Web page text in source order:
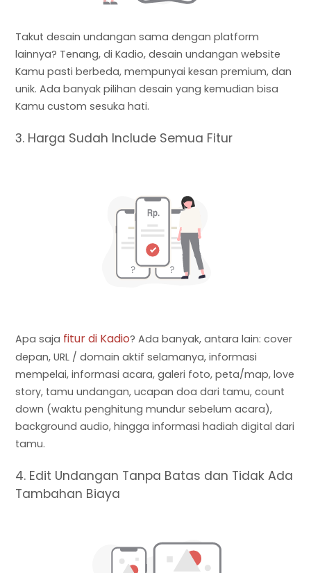
Takut desain undangan sama dengan platform
lainnya? Tenang, di Kadio, desain undangan website
Kamu pasti berbeda, mempunyai kesan premium, dan
unik. Ada banyak pilihan desain yang kemudian bisa
Kamu custom sesuka hati.
3. Harga Sudah Include Semua Fitur
Apa saja fitur di Kadio? Ada banyak, antara lain: cover
depan, URL / domain aktif selamanya, informasi
mempelai, informasi acara, galeri foto, peta/map, love
story, tamu undangan, ucapan doa dari tamu, count
down (waktu penghitung mundur sebelum acara),
background audio, hingga informasi hadiah digital dari
tamu.
4. Edit Undangan Tanpa Batas dan Tidak Ada
Tambahan Biaya